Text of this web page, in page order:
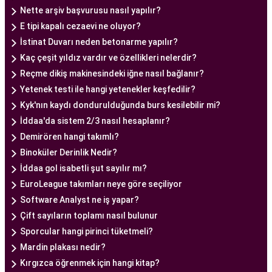
ve ekipmanlar, tedavi sürecini daha etkili ve
güvenli hale getirir.
Ankara Tüp Bebek Merkezi, hasta odaklı hizmet
anlayışı ve etik prensipler çerçevesinde, çiftlere
sağlıklı bir gebelik yaşama şansı tanıyan kapsamlı
bir tüp bebek hizmeti sunar.
Ankara Tüp Bebek Doktoru
Tüp bebek tedavisi, uzman bir ekibin liderliğinde
ve deneyimli bir doktorun rehberliğinde
yürütülmesi gereken bir süreçtir. Ankara Tüp
Bebek Merkezi'nde görev alan uzman tüp bebek
doktoru, çiftlere kapsamlı bir yaklaşımla tedavi
sunar.
Ankara Tüp Bebek Doktoru, tüp bebek tedavisi
sürecinde çiftlere rehberlik eder ve tedavinin her
Nette arşiv başvurusu nasıl yapılır?
E tipi kapalı cezaevi ne oluyor?
İstinat Duvarı neden betonarme yapılır?
Kaç çeşit yıldız vardır ve özellikleri nelerdir?
Reçme dikiş makinesindeki iğne nasıl bağlanır?
Yetenek testi ile hangi yetenekler keşfedilir?
Kyk'nın kaydı dondurulduğunda burs kesilebilir mi?
İddaa'da sistem 2/3 nasıl hesaplanır?
Demirören hangi takımlı?
Binoküler Derinlik Nedir?
İddaa gol isabetli şut sayılır mı?
EuroLeague takımları neye göre seçiliyor
Software Analyst ne iş yapar?
Çift sayıların toplamı nasıl bulunur
Sporcular hangi pirinci tüketmeli?
Mardin plakası nedir?
Kırgızca öğrenmek için hangi kitap?